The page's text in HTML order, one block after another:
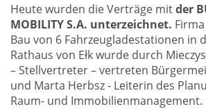
Heute wurden die Verträge mitder
MOBILITY S.A. unterzeichnet.
Bau von 6 Fahrzeugladestationen in
Rathaus von Ełk wurde durch
– Stellvertreter – vertreten
und Marta Herbsz - Leiterin des
Raum- und Immobilienmanagement.